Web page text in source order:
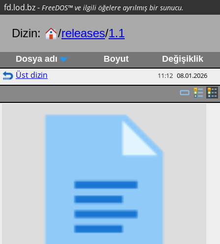
fd.lod.bz- FreeDOS™ ve ilgili öğelere ayrılmış bir sunucu.
Dizin: /releases/1.1
Dosya adı Boyut Değişiklik
Üst dizin 11:12 08.01.2026